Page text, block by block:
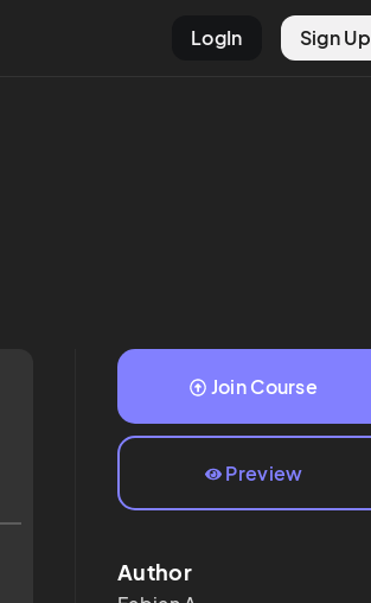
LogIn Sign Up
Join Course
Preview
Author